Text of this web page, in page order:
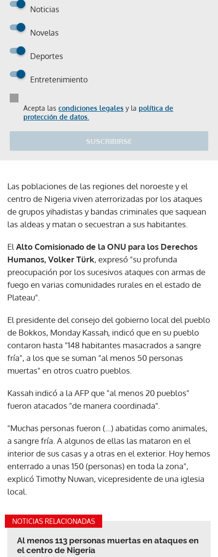
Noticias
Novelas
Deportes
Entretenimiento
Acepta las condiciones legales y la política de
protección de datos.
SUSCRIBIRSE
Las poblaciones de las regiones del noroeste y el
centro de Nigeria viven aterrorizadas por los ataques
de grupos yihadistas y bandas criminales que saquean
las aldeas y matan o secuestran a sus habitantes.
El Alto Comisionado de la ONU para los Derechos
Humanos, Volker Türk, expresó "su profunda
preocupación por los sucesivos ataques con armas de
fuego en varias comunidades rurales en el estado de
Plateau".
El presidente del consejo del gobierno local del pueblo
de Bokkos, Monday Kassah, indicó que en su pueblo
contaron hasta "148 habitantes masacrados a sangre
fría", a los que se suman "al menos 50 personas
muertas" en otros cuatro pueblos.
Kassah indicó a la AFP que "al menos 20 pueblos"
fueron atacados "de manera coordinada".
"Muchas personas fueron (...) abatidas como animales,
a sangre fría. A algunos de ellas las mataron en el
interior de sus casas y a otras en el exterior. Hoy hemos
enterrado a unas 150 (personas) en toda la zona",
explicó Timothy Nuwan, vicepresidente de una iglesia
local.
NOTICIAS RELACIONADAS
Al menos 113 personas muertas en ataques en
el centro de Nigeria